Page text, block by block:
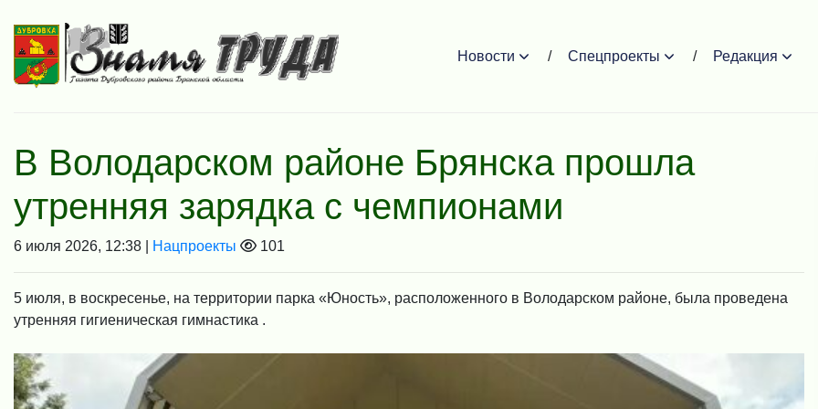
Новости Спецпроекты Редакция
В Володарском районе Брянска прошла
утренняя зарядка с чемпионами
6 июля 2026, 12:38 | Нацпроекты 101
5 июля, в воскресенье, на территории парка «Юность», расположенного в Володарском районе, была проведена
утренняя гигиеническая гимнастика .